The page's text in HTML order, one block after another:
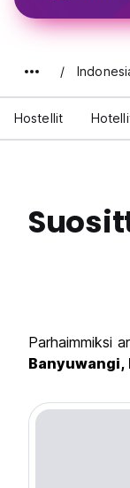
Hostellit
Parhaimmiksi
Banyuwangi,